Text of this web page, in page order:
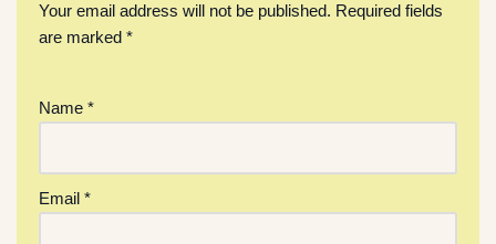
Your email address will not be published. Required fields
are marked *
Name *
Email *